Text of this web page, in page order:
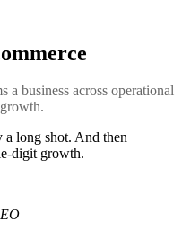
a business across operational
a long shot. And then
digit growth.